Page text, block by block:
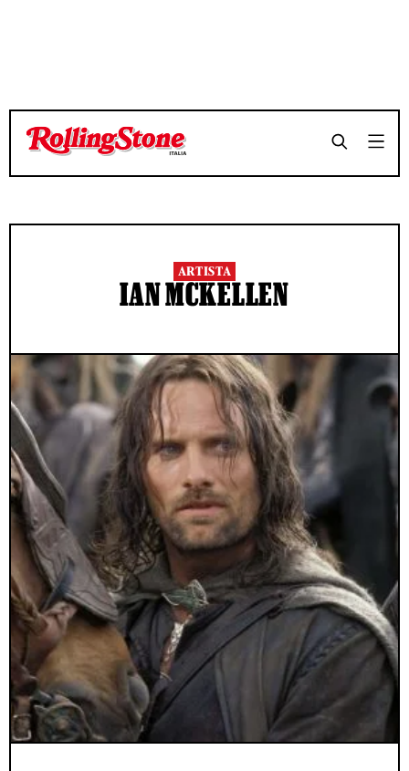
ARTISTA
IAN MCKELLEN